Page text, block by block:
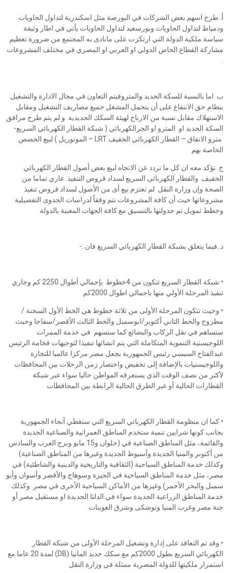
أ. طرح اسهم بعض الشركات في البورصة مثل اسكندرية لتداول الحاويات
ودمياط لتداول الحاويات وبورسعيد لتداول الحاويات يأتي في اطار وثيقة
سياسة ملكية الدولة التي ارتكزت على مانادى به المجتمع من ضرورة تعظيم
مشاركة القطاع الخاص الدولي او العربي او المصري في مختلف المشروعات
ب. اما بالنسبة للسكة الحديد والمتروفيتم التعاون في مجال الادارة والتشغيل
بنظام حق الانتفاع على أن يتحمل المشغل جميع مصاريف التشغيل ومقابل
الاستهلاك مقابل نسبة من الارباح لهيئة السكك الحديدية و لم يتم طرح مرافق
السكة الحديد او المترو او الجرالكهربائي ( شبكة القطار الكهربائي السريع-
مترو الانفاق – القطار الكهربائي الخفيف LRT – المونوريل ) لبيع الحصص
الخاصة بهم
ج. نؤكد معه ان كل ما تردد عن الاتجاه لبيع بعض أصول القطار الكهربائي
الخفيف والقطار الكهربائى السريع لسداد قروض التنفيذ عاري تماما من
الصحة وإن وزارة النقل لم تعتزم بيع أى من الأصول لسداد قروض تنفيذ
مشروعاتها حيث أن كافة المشروعات تتم وفقاً لدراسات الجدوى التفصيلية
وخطط تمويل تم جدولتها بالتنسيق مع كافة الجهات المعنية بالدولة
د..فيما يتعلق بشبكة القطار الكهربائي السريع فان :-
• شبكة القطار السريع تتكون من 4خطوط بإجمالي أطوال 2250 كم وجاري
تنفيذ المرحلة الأولي منها باجمالي اطوال 2000كم
• وحيث تتكون المرحلة الأولى من ثلاثة خطوط هي الخط الأول السخنة /
مطروح والخط الثاني أكتوبر/ابوسمبل والخط الثالث الأقصر/سفاجا وحيث
ستساهم في نقل الركاب والبضائع كما ستسهم في خدمة الممرات
اللوجيستية التنموية المتكاملة التي يتم انشائها تنفيذا لتوجيهات فخامة الرئيس
عبدالفتاح السيسي رئيس الجمهورية بجعل مصر مركزا عالميا للتجارة
واللوجيستيات بالإضافة إلى تخفيض واختصار زمن الرحلات بين المحافظات
لأكثر من نصف الوقت الذي يستغرقه المواطن حاليا سواء عبر شبكة
القطارات الحالية أو عبر الطرق الحالية الرابطة بين المحافظات
• كما ان منظومة القطار الكهربائي السريع التي ستغطي أنحاء الجمهورية
بجانب كونها شرايين تنمية ستخدم المناطق العمرانية والصناعية الجديدة
والقائمة، مثل المناطق الصناعية في (حلوان و15 مايو وبرج العرب والسادس
من أكتوبر والمنيا الجديدة وأسيوط الجديدة وغيرها من المناطق الصناعية)
وكذلك خدمة المناطق السياحية (الثقافية والتاريخية والدينية والشاطئية) في
مصر، مثل خدمة المناطق السياحية في الجيزة وسوهاج والأقصر وأسوان وأبو
سمبل والبحر الأحمر) وغيرها من الأماكن السياحية الأخرى في مصر. وكذلك
خدمة المناطق الزراعية الجديدة سواء في الدلتا الجديدة او مستقبل مصر أو
جنة مصر وغرب المنيا وتوشكى وشرق العوينات
• وقد تم التعاقد على إدارة وتشغيل المرحلة الأولى من شبكة القطار
الكهربائي السريع بطول 2000كم مع سكك حديد المانيا (DB) لمدة 20 عاما مع
استمرار ملكيتها للدولة المصرية ممثلة في وزارة النقل